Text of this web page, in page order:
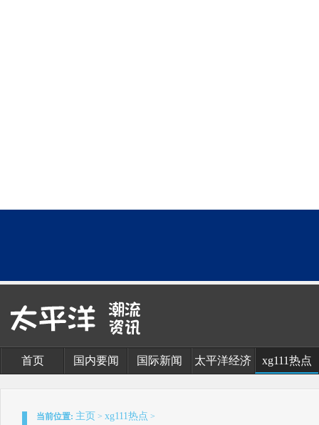
首页 国内要闻 国际新闻 太平洋经济 xg111热点
当前位置: 主页 > xg111热点 >